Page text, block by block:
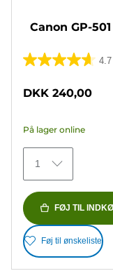
Canon GP-
4.7
4.7
af
stjerner.
152
anmeldelser
DKK 240,00
På lager online
1
FØJ TIL
Føj til ønskeliste